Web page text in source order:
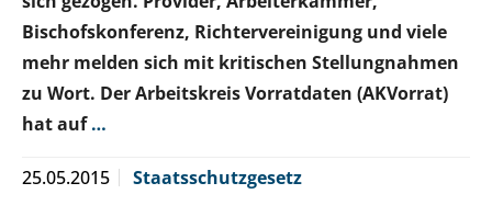
Bischofskonferenz, Richtervereinigung und viele
mehr melden sich mit kritischen Stellungnahmen
zu Wort. Der Arbeitskreis Vorratdaten (AKVorrat)
hat auf…
25.05.2015 Staatsschutzgesetz